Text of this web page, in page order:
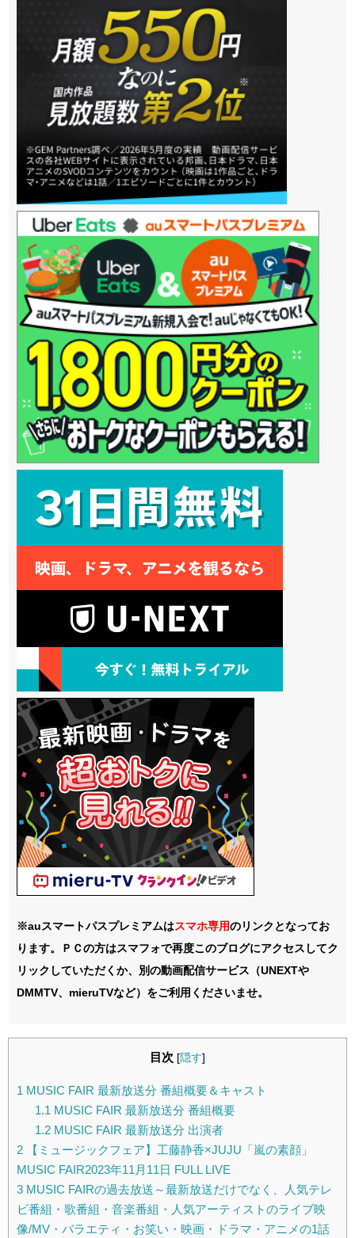
※auスマートパスプレミアムはスマホ専用のリンクとなってお
ります。ＰＣの方はスマフォで再度このブログにアクセスしてク
リックしていただくか、別の動画配信サービス（UNEXTや
DMMTV、mieruTVなど）をご利用くださいませ。
目次 [隠す]
1 MUSIC FAIR 最新放送分 番組概要＆キャスト
1.1 MUSIC FAIR 最新放送分 番組概要
1.2MUSIC FAIR 最新放送分 出演者
2 【ミュージックフェア】工藤静香×JUJU「嵐の素顔」
MUSIC FAIR2023年11月11日 FULL LIVE
3 MUSIC FAIRの過去放送～最新放送だけでなく、人気テレ
ビ番組・歌番組・音楽番組・人気アーティストのライブ映
像/MV・バラエティ・お笑い・映画・ドラマ・アニメの1話